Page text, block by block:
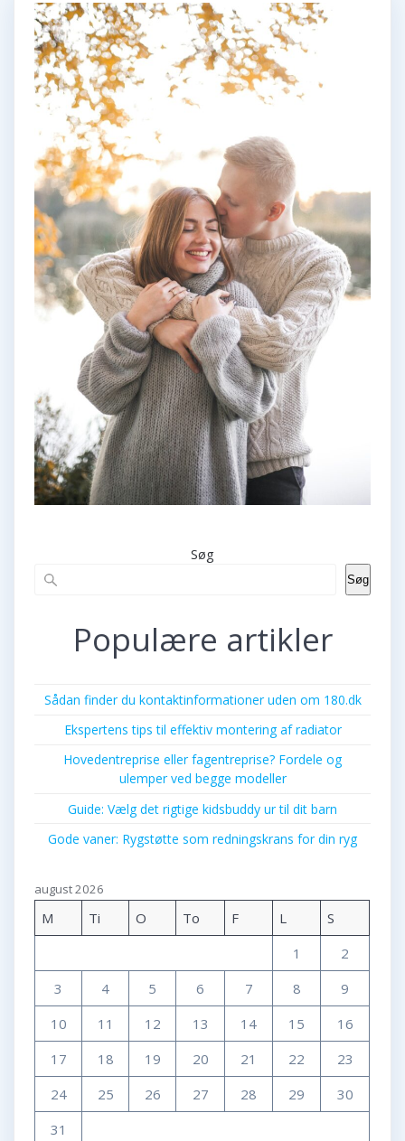
Søg
Søg
Populære artikler
Sådan finder du kontaktinformationer uden om 180.dk
Ekspertens tips til effektiv montering af radiator
Hovedentreprise eller fagentreprise? Fordele og
ulemper ved begge modeller
Guide: Vælg det rigtige kidsbuddy ur til dit barn
Gode vaner: Rygstøtte som redningskrans for din ryg
august 2026
M Ti O To F L
S
1
2
3
4 5 6 7 8
9
10
11 12 13 14 15
16
17
18 19 20 21 22
23
24
25 26 27 28 29
30
31